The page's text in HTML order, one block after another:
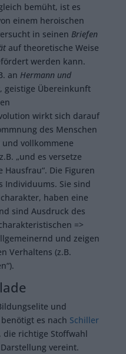
bemüht, ist es
einem heroischen
in seinen Briefen
auf theoretische Weise
werden kann.
an Hermann und
geistige Übereinkunft
wirkt sich darauf
des Menschen
vollkommene
„und es versetze
Die Figuren
Individuums. Sie sind
haben eine
sind Ausdruck des
=>
und zeigen
Verhaltens (z.B.
und
es nach Schiller
die richtige Stoffwahl
vereint.